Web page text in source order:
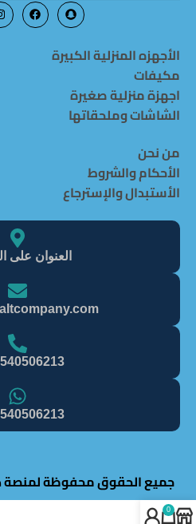
الأجهزه المنزلية الكبيرة
مكيفات
اجهزة منزلية صغيرة
الشاشات وملحقاتها
من نحن
الأحكام والشروط
الأستبدال والإسترجاع
العنوان على
جميع الحقوق محفوظة لمنصة
0